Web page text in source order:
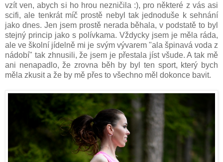
vzít ven, abych si ho hrou nezničila :), pro některé z vás asi
scifi, ale tenkrát míč prostě nebyl tak jednoduše k sehnání
jako dnes. Jen jsem prostě nerada běhala, v podstatě to byl
stejný princip jako s polívkama. Vždycky jsem je měla ráda,
ale ve školní jídelně mi je svým vývarem "ala špinavá voda z
nádobí" tak zhnusili, že jsem je přestala jíst všude. A tak mě
ani nenapadlo, že zrovna běh by byl ten sport, který bych
měla zkusit a že by mě přes to všechno měl dokonce bavit.